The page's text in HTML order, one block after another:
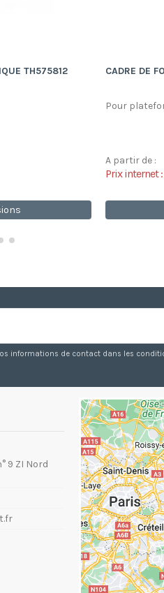
TH575812 CADRE DE
Pour
A partir de :
Prix internet :
informations de contact dans les
9 ZI Nord